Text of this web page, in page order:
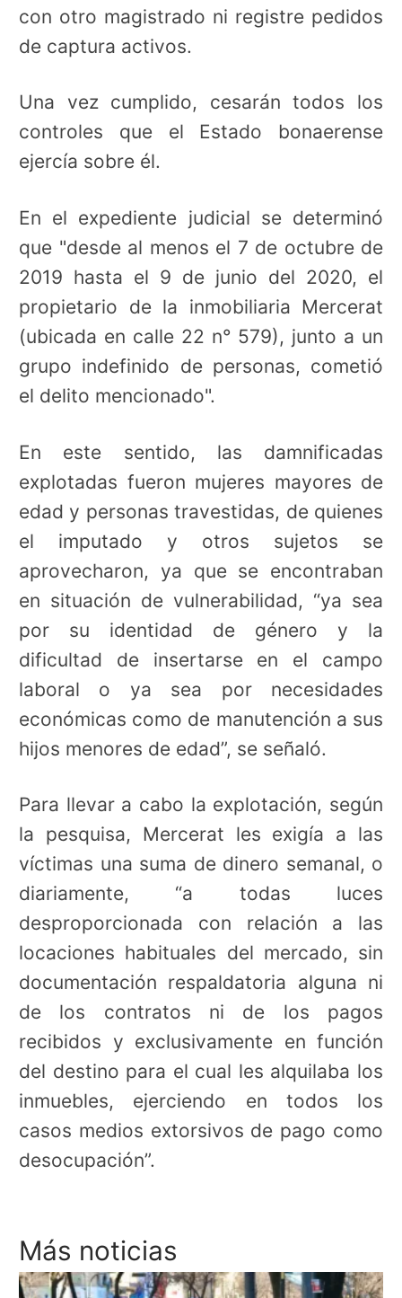
con otro magistrado ni registre pedidos
de captura activos.
Una vez cumplido, cesarán todos los
controles que el Estado bonaerense
ejercía sobre él.
En el expediente judicial se determinó
que "desde al menos el 7 de octubre de
2019 hasta el 9 de junio del 2020, el
propietario de la inmobiliaria Mercerat
(ubicada en calle 22 n° 579), junto a un
grupo indefinido de personas, cometió
el delito mencionado".
En este sentido, las damnificadas
explotadas fueron mujeres mayores de
edad y personas travestidas, de quienes
el imputado y otros sujetos se
aprovecharon, ya que se encontraban
en situación de vulnerabilidad, “ya sea
por su identidad de género y la
dificultad de insertarse en el campo
laboral o ya sea por necesidades
económicas como de manutención a sus
hijos menores de edad”, se señaló.
Para llevar a cabo la explotación, según
la pesquisa, Mercerat les exigía a las
víctimas una suma de dinero semanal, o
diariamente, “a todas luces
desproporcionada con relación a las
locaciones habituales del mercado, sin
documentación respaldatoria alguna ni
de los contratos ni de los pagos
recibidos y exclusivamente en función
del destino para el cual les alquilaba los
inmuebles, ejerciendo en todos los
casos medios extorsivos de pago como
desocupación”.
Más noticias